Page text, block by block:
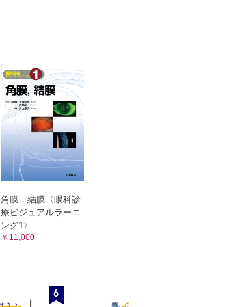
角膜，結膜〈眼科診
療ビジュアルラーニ
ング1〉
￥11,000
6